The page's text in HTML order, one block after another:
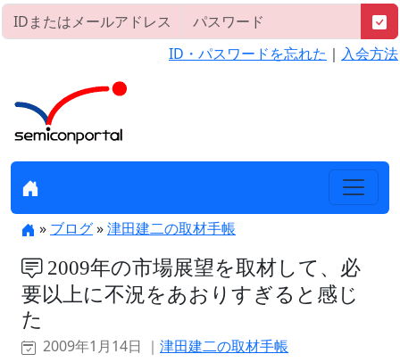
ID・パスワードを忘れた ｜ 入会方法
» ブログ»津田建二の取材手帳
2009年の市場展望を取材して、必
要以上に不況をあおりすぎると感じ
た
2009年1月14日 ｜ 津田建二の取材手帳